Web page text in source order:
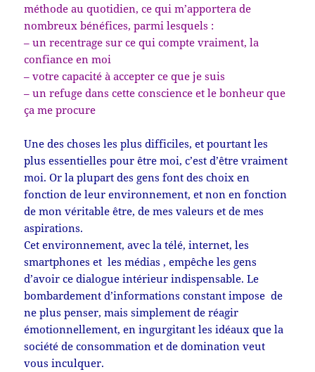
méthode au quotidien, ce qui m’apportera de
nombreux bénéfices, parmi lesquels :
– un recentrage sur ce qui compte vraiment, la
confiance en moi
– votre capacité à accepter ce que je suis
– un refuge dans cette conscience et le bonheur que
ça me procure
Une des choses les plus difficiles, et pourtant les
plus essentielles pour être moi, c’est d’être vraiment
moi. Or la plupart des gens font des choix en
fonction de leur environnement, et non en fonction
de mon véritable être, de mes valeurs et de mes
aspirations.
Cet environnement, avec la télé, internet, les
smartphones et les médias , empêche les gens
d’avoir ce dialogue intérieur indispensable. Le
bombardement d’informations constant impose de
ne plus penser, mais simplement de réagir
émotionnellement, en ingurgitant les idéaux que la
société de consommation et de domination veut
vous inculquer.